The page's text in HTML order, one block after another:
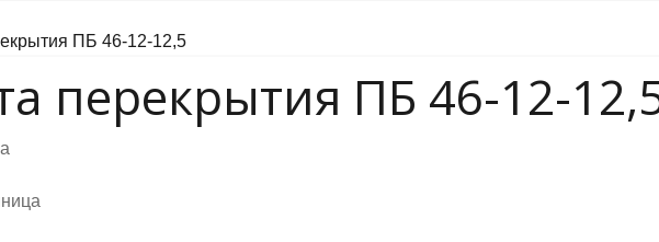
перекрытия ПБ 46-12-